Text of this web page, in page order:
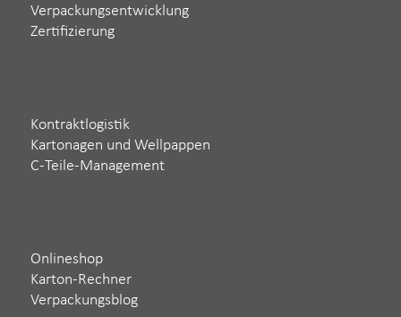
Verpackungsentwicklung
Zertifizierung
Kontraktlogistik
Kartonagen und Wellpappen
C-Teile-Management
Onlineshop
Karton-Rechner
Verpackungsblog